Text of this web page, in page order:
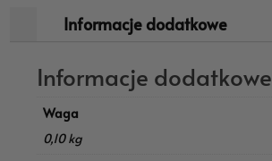
Informacje dodatkowe
Informacje dodatkowe
Waga
0,10 kg